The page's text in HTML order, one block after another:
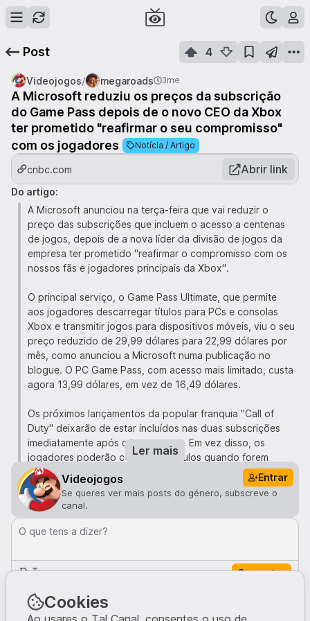
Post 4
Videojogos/ megaroads 3me
A Microsoft reduziu os preços da subscrição
do Game Pass depois de o novo CEO da Xbox
ter prometido "reafirmar o seu compromisso"
com os jogadores
Notícia / Artigo
cnbc.com Abrir link
Do artigo:
A Microsoft anunciou na terça-feira que vai reduzir o
preço das subscrições que incluem o acesso a centenas
de jogos, depois de a nova líder da divisão de jogos da
empresa ter prometido "reafirmar o compromisso com os
nossos fãs e jogadores principais da Xbox".
O principal serviço, o Game Pass Ultimate, que permite
aos jogadores descarregar títulos para PCs e consolas
Xbox e transmitir jogos para dispositivos móveis, viu o seu
preço reduzido de 29,99 dólares para 22,99 dólares por
mês, como anunciou a Microsoft numa publicação no
blogue. O PC Game Pass, com acesso mais limitado, custa
agora 13,99 dólares, em vez de 16,49 dólares.
Os próximos lançamentos da popular franquia "Call of
Duty" deixarão de estar incluídos nas duas subscrições
imediatamente após o lançamento. Em vez disso, os
jogadores poderão comprar os títulos quando forem
lançados - o mais recente custa 69,99 dólares - ou
esperar até ao lançamento no final do ano seguinte e
jogar versões anteriores entretanto.
A mudança representa uma tentativa de reestruturação do
executiva da Meta que substituiu Phil Spencer como
responsável pela divisão de jogos da Microsoft em
Ler mais
Videojogos Entrar
Se queres ver mais posts do género, subscreve o
canal.
O que tens a dizer?
Comentar
Comentários · 0
Cookies